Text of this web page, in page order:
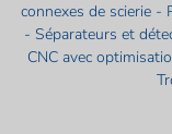
connexes de scierie -
- Séparateurs et
CNC avec